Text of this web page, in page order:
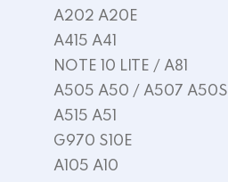
A202 A20E
A415 A41
NOTE 10 LITE / A81
A505 A50 / A507 A50S
A515 A51
G970 S10E
A105 A10